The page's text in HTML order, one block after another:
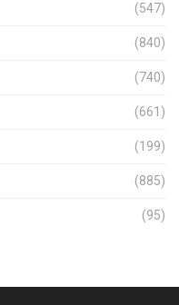
(547)
(840)
(740)
(661)
(199)
(885)
(95)